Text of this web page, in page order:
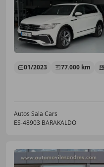
01/2023 77.000 km
Autos Sala Cars
ES-48903 BARAKALDO